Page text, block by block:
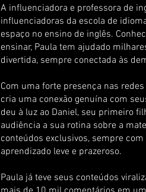
A influenciadora e professora de
influenciadoras da escola de
espaço no ensino de inglês.
ensinar, Paula tem ajudado
divertida, sempre conectada às
Com uma forte presença nas
cria uma conexão genuína com
deu à luz ao Daniel, seu primeiro
audiência a sua rotina sobre a
conteúdos exclusivos, sempre
aprendizado leve e prazeroso.
Paula já teve seus conteúdos